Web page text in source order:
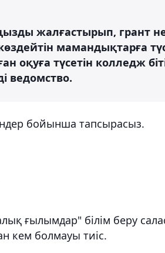
жалғастырып, грант
мамандықтарға
оқуға түсетін колледж
ведомство.
бойынша тапсырасыз.
ғылымдар" білім беру
кем болмауы тиіс.